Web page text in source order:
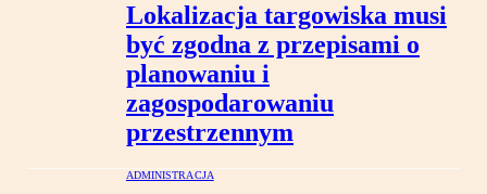
Lokalizacja targowiska musi
być zgodna z przepisami o
planowaniu i
zagospodarowaniu
przestrzennym
ADMINISTRACJA